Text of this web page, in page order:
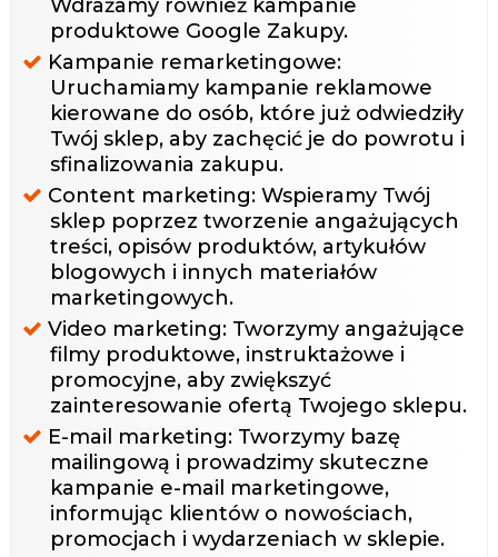
Wdrażamy również kampanie
produktowe Google Zakupy.
Kampanie remarketingowe:
Uruchamiamy kampanie reklamowe
kierowane do osób, które już odwiedziły
Twój sklep, aby zachęcić je do powrotu i
sfinalizowania zakupu.
Content marketing: Wspieramy Twój
sklep poprzez tworzenie angażujących
treści, opisów produktów, artykułów
blogowych i innych materiałów
marketingowych.
Video marketing: Tworzymy angażujące
filmy produktowe, instruktażowe i
promocyjne, aby zwiększyć
zainteresowanie ofertą Twojego sklepu.
E-mail marketing: Tworzymy bazę
mailingową i prowadzimy skuteczne
kampanie e-mail marketingowe,
informując klientów o nowościach,
promocjach i wydarzeniach w sklepie.